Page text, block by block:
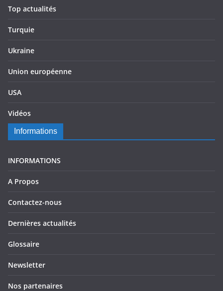
Top actualités
Turquie
Ukraine
Union européenne
USA
Vidéos
Informations
INFORMATIONS
A Propos
Contactez-nous
Dernières actualités
Glossaire
Newsletter
Nos partenaires